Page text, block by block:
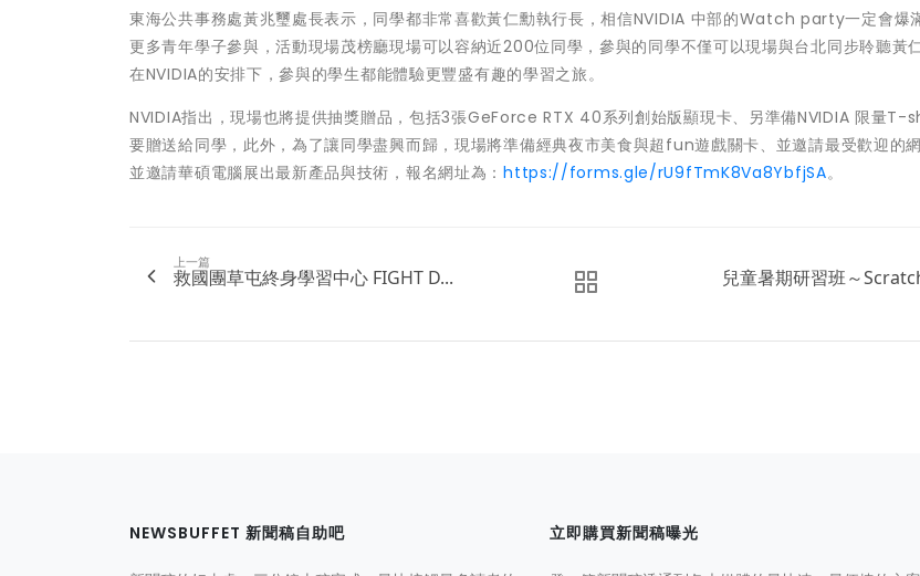
東海公共事務處黃兆璽處長表示，同學都非常喜歡黃仁勳執行長，相信NVIDIA 中部的Watch party一定會爆
更多青年學子參與，活動現場茂榜廳現場可以容納近200位同學，參與的同學不僅可以現場與台北同步聆聽黃
在NVIDIA的安排下，參與的學生都能體驗更豐盛有趣的學習之旅。
NVIDIA指出，現場也將提供抽獎贈品，包括3張GeForce RTX 40系列創始版顯現卡、另準備NVIDIA 限量T-
要贈送給同學，此外，為了讓同學盡興而歸，現場將準備經典夜市美食與超fun遊戲關卡、並邀請最受歡迎的
並邀請華碩電腦展出最新產品與技術，報名網址為：https://forms.gle/rU9fTmK8Va8YbfjSA。
上一篇
救國團草屯終身學習中心 FIGHT D... 兒童暑期研習班～
NEWSBUFFET 新聞稿自助吧 立即購買新聞稿曝光